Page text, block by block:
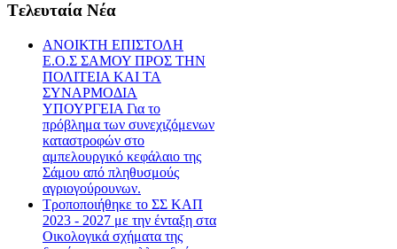
Tελευταία Nέα
ΑΝΟΙΚΤΗ ΕΠΙΣΤΟΛΗ
Ε.Ο.Σ ΣΑΜΟΥ ΠΡΟΣ ΤΗΝ
ΠΟΛΙΤΕΙΑ ΚΑΙ ΤΑ
ΣΥΝΑΡΜΟΔΙΑ
ΥΠΟΥΡΓΕΙΑ Για το
πρόβλημα των συνεχιζόμενων
καταστροφών στο
αμπελουργικό κεφάλαιο της
Σάμου από πληθυσμούς
αγριογούρουνων.
Τροποποιήθηκε το ΣΣ ΚΑΠ
2023 - 2027 με την ένταξη στα
Οικολογικά σχήματα της